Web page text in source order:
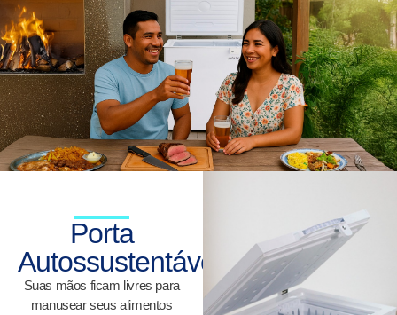
Porta
Autossustentável
Suas mãos ficam livres para
manusear seus alimentos